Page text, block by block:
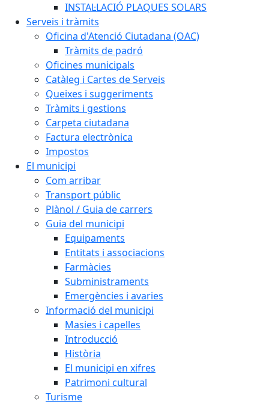
INSTAL·LACIÓ PLAQUES SOLARS
Serveis i tràmits
Oficina d'Atenció Ciutadana (OAC)
Tràmits de padró
Oficines municipals
Catàleg i Cartes de Serveis
Queixes i suggeriments
Tràmits i gestions
Carpeta ciutadana
Factura electrònica
Impostos
El municipi
Com arribar
Transport públic
Plànol / Guia de carrers
Guia del municipi
Equipaments
Entitats i associacions
Farmàcies
Subministraments
Emergències i avaries
Informació del municipi
Masies i capelles
Introducció
Història
El municipi en xifres
Patrimoni cultural
Turisme